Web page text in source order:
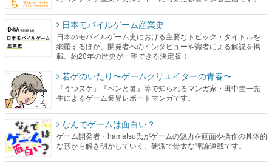
日本モバイルゲーム産業史
日本のモバイルゲーム史における主要なトピック・タイトルを
網羅するほか、開発者へのインタビューや識者による解説を掲
載。約20年の歴史が一望できる決定版！
若ゲのいたり〜ゲームクリエイターの青春〜
『うつヌケ』『ペンと箸』等で知られるマンガ家・田中圭一先
生によるゲーム業界レポートマンガです。
なんでゲームは面白い？
ゲーム開発者・hamatsu氏がゲームの魅力を画面や操作の具体的
な形から解き明かしていく、硬派で骨太な評論連載です。